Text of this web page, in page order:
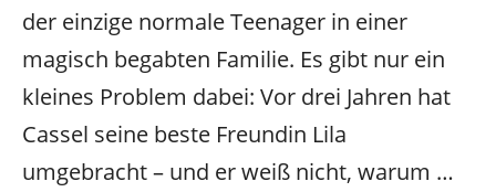
der einzige normale Teenager in einer
magisch begabten Familie. Es gibt nur ein
kleines Problem dabei: Vor drei Jahren hat
Cassel seine beste Freundin Lila
umgebracht – und er weiß nicht, warum …